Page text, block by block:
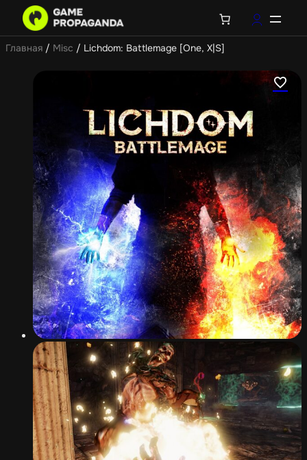
Главная / Misc / Lichdom: Battlemage [One, X|S]